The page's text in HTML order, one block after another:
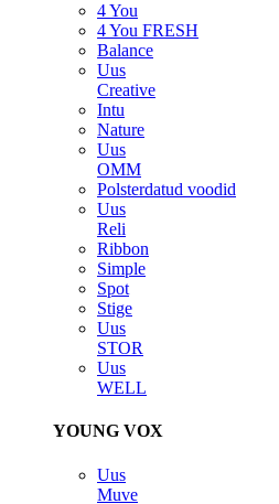
4 You
4 You FRESH
Balance
Uus
Creative
Intu
Nature
Uus
OMM
Polsterdatud voodid
Uus
Reli
Ribbon
Simple
Spot
Stige
Uus
STOR
Uus
WELL
YOUNG VOX
Uus
Muve